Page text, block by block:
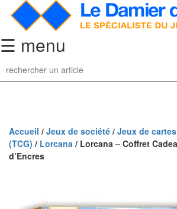
☰ menu
Jeu
d’Echecs
collection
Echiquiers
Pièces
Accueil / Jeux de société / Jeux de
(TCG) / Lorcana / Lorcana – Coffret
d’Encres